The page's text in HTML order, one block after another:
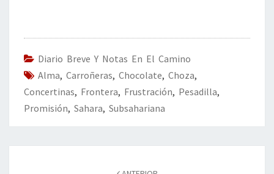
o
o
k
er dI
n
l
p
ar
tir
Diario Breve Y Notas En El Camino
Alma, Carroñeras, Chocolate, Choza,
Concertinas, Frontera, Frustración, Pesadilla,
Promisión, Sahara, Subsahariana